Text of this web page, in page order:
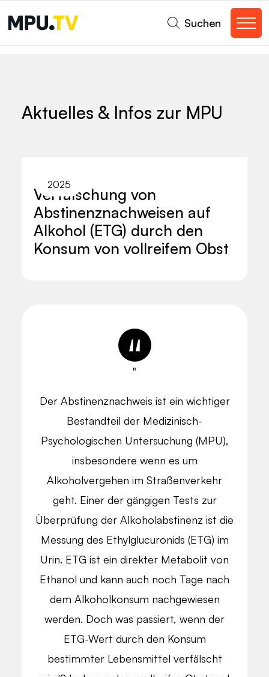
Aktuelles & Infos zur MPU
2025
Verfälschung von
Abstinenznachweisen auf
Alkohol (ETG) durch den
Konsum von vollreifem Obst
"
Der Abstinenznachweis ist ein wichtiger
Bestandteil der Medizinisch-
Psychologischen Untersuchung (MPU),
insbesondere wenn es um
Alkoholvergehen im Straßenverkehr
geht. Einer der gängigen Tests zur
Überprüfung der Alkoholabstinenz ist die
Messung des Ethylglucuronids (ETG) im
Urin. ETG ist ein direkter Metabolit von
Ethanol und kann auch noch Tage nach
dem Alkoholkonsum nachgewiesen
werden. Doch was passiert, wenn der
ETG-Wert durch den Konsum
bestimmter Lebensmittel verfälscht
Suchen